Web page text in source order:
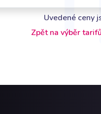
Uvedené ceny
Zpět na výběr tarifů